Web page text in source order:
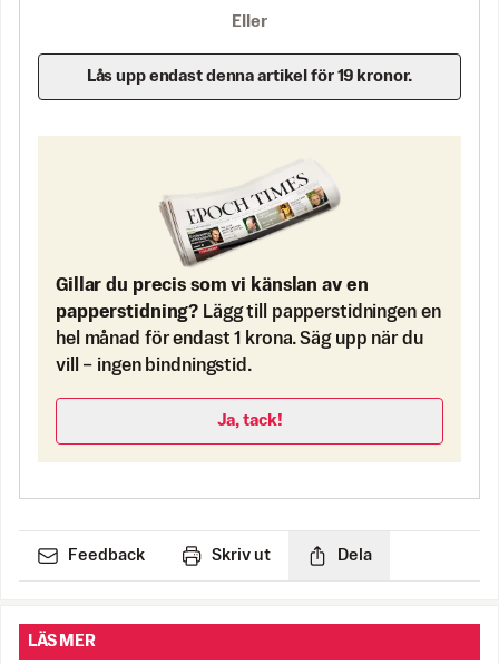
Eller
Lås upp endast denna artikel för 19 kronor.
Gillar du precis som vi känslan av en
papperstidning? Lägg till papperstidningen en
hel månad för endast 1 krona. Säg upp när du
vill – ingen bindningstid.
Ja, tack!
Feedback Skriv ut Dela
LÄS MER